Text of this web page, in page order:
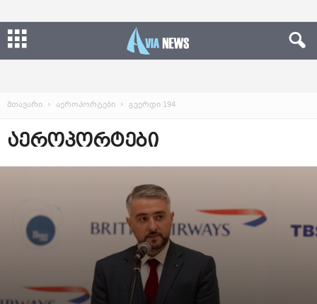
მთავარი აეროპორტები გვერდი 194
ᲐᲔᲠᲝᲞᲝᲠᲢᲔᲑᲘ